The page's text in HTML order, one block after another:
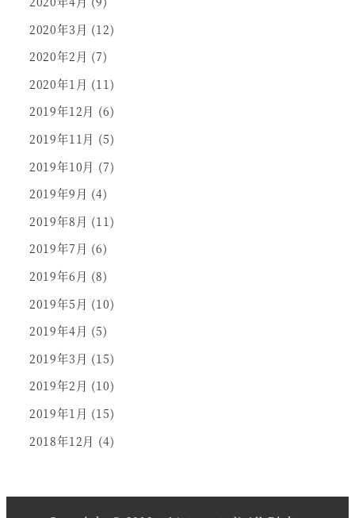
2020年3月 (12)
2020年2月 (7)
2020年1月 (11)
2019年12月 (6)
2019年11月 (5)
2019年10月 (7)
2019年9月 (4)
2019年8月 (11)
2019年7月 (6)
2019年6月 (8)
2019年5月 (10)
2019年4月 (5)
2019年3月 (15)
2019年2月 (10)
2019年1月 (15)
2018年12月 (4)